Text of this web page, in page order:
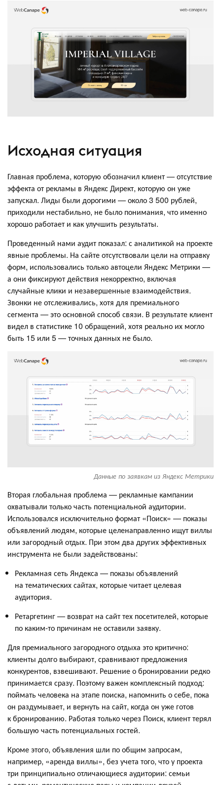
Исходная ситуация
Главная проблема, которую обозначил клиент — отсутствие
эффекта от рекламы в Яндекс Директ, которую он уже
запускал. Лиды были дорогими — около 3 500 рублей,
приходили нестабильно, не было понимания, что именно
хорошо работает и как улучшить результаты.
Проведенный нами аудит показал: с аналитикой на проекте
явные проблемы. На сайте отсутствовали цели на отправку
форм, использовались только автоцели Яндекс Метрики —
а они фиксируют действия некорректно, включая
случайные клики и незавершенные взаимодействия.
Звонки не отслеживались, хотя для премиального
сегмента — это основной способ связи. В результате клиент
видел в статистике 10 обращений, хотя реально их могло
быть 15 или 5 — точных данных не было.
Данные по заявкам из Яндекс Метрики
Вторая глобальная проблема — рекламные кампании
охватывали только часть потенциальной аудитории.
Использовался исключительно формат «Поиск» — показы
объявлений людям, которые целенаправленно ищут виллы
или загородный отдых. При этом два других эффективных
инструмента не были задействованы:
Рекламная сеть Яндекса — показы объявлений
на тематических сайтах, которые читает целевая
аудитория.
Ретаргетинг — возврат на сайт тех посетителей, которые
по каким-то причинам не оставили заявку.
Для премиального загородного отдыха это критично:
клиенты долго выбирают, сравнивают предложения
конкурентов, взвешивают. Решение о бронировании редко
принимается сразу. Поэтому важен комплексный подход:
поймать человека на этапе поиска, напомнить о себе, пока
он раздумывает, и вернуть на сайт, когда он уже готов
к бронированию. Работая только через Поиск, клиент терял
большую часть потенциальных гостей.
Кроме этого, объявления шли по общим запросам,
например, «аренда виллы», без учета того, что у проекта
три принципиально отличающиеся аудитории: семьи